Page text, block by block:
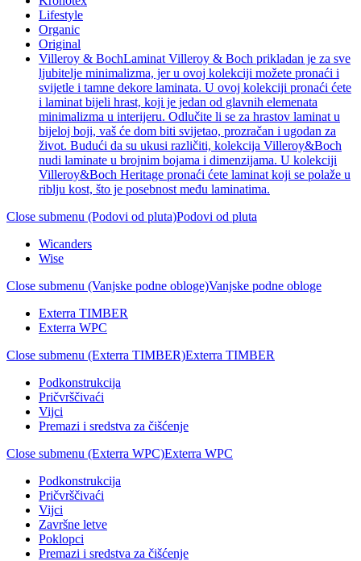
Lifestyle
Organic
Original
Villeroy & BochLaminat Villeroy & Boch prikladan je za sve
ljubitelje minimalizma, jer u ovoj kolekciji možete pronaći i
svijetle i tamne dekore laminata. U ovoj kolekciji pronaći ćete
i laminat bijeli hrast, koji je jedan od glavnih elemenata
minimalizma u interijeru. Odlučite li se za hrastov laminat u
bijeloj boji, vaš će dom biti svijetao, prozračan i ugodan za
život. Budući da su ukusi različiti, kolekcija Villeroy&Boch
nudi laminate u brojnim bojama i dimenzijama. U kolekciji
Villeroy&Boch Heritage pronaći ćete laminat koji se polaže u
riblju kost, što je posebnost među laminatima.
Close submenu (Podovi od pluta)Podovi od pluta
Wicanders
Wise
Close submenu (Vanjske podne obloge)Vanjske podne obloge
Exterra TIMBER
Exterra WPC
Close submenu (Exterra TIMBER)Exterra TIMBER
Podkonstrukcija
Pričvrščivaći
Vijci
Premazi i sredstva za čišćenje
Close submenu (Exterra WPC)Exterra WPC
Podkonstrukcija
Pričvrščivaći
Vijci
Završne letve
Poklopci
Premazi i sredstva za čišćenje